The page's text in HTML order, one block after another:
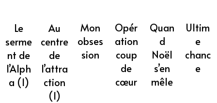
Le
serme
nt de
l’Alph
a (1)
Au
centre
de
l’attra
ction
(1)
Mon
obses
sion
Opér
ation
coup
de
cœur
Quan
d
Noël
s’en
mêle
Ultim
e
chanc
e